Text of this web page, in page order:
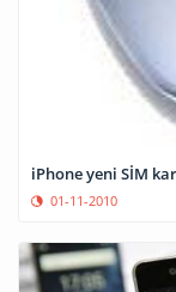
iPhone yeni SİM
01-11-2010